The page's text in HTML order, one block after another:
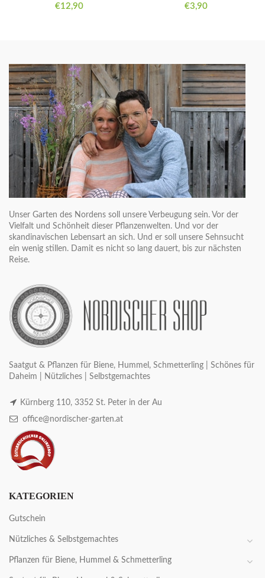
€12,90 €3,90
Unser Garten des Nordens soll unsere Verbeugung sein. Vor der
Vielfalt und Schönheit dieser Pflanzenwelten. Und vor der
skandinavischen Lebensart an sich. Und er soll unsere Sehnsucht
ein wenig stillen. Damit es nicht so lang dauert, bis zur nächsten
Reise.
Saatgut & Pflanzen für Biene, Hummel, Schmetterling | Schönes für
Daheim | Nützliches | Selbstgemachtes
Kürnberg 110, 3352 St. Peter in der Au
office@nordischer-garten.at
KATEGORIEN
Gutschein
Nützliches & Selbstgemachtes
Pflanzen für Biene, Hummel & Schmetterling